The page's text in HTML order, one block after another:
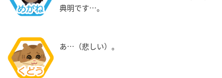
典明です…。
あ…（悲しい）。